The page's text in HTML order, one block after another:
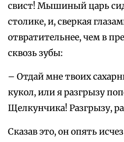
свист! Мышиный царь
столике, и, сверкая
отвратительнее, чем в
сквозь зубы:
– Отдай мне твоих
кукол, или я разгрызу
Щелкунчика! Разгрызу,
Сказав это, он опять